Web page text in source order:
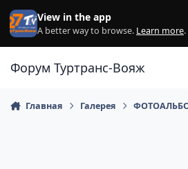
Перейти к содержанию
View in the app
A better way to browse. Learn more.
Форум Туртранс-Вояж
Главная Галерея